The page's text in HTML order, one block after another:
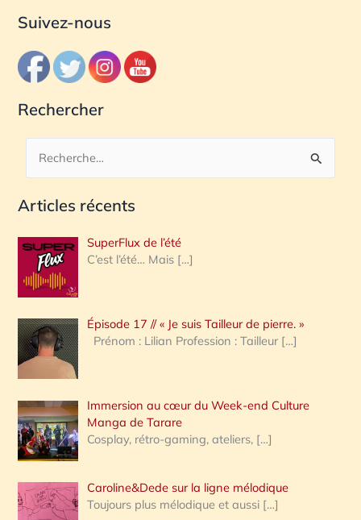
Suivez-nous
Rechercher
c
e
r
c
h
e
:
Articles récents
SuperFlux de l’été
C’est l’été… Mais […]
Épisode 17 // « Je suis Tailleur de pierre. »
Prénom : Lilian Profession : Tailleur […]
Immersion au cœur du Week-end Culture
Manga de Tarare
Cosplay, rétro-gaming, ateliers, […]
Caroline&Dede sur la ligne mélodique
Toujours plus mélodique et aussi […]